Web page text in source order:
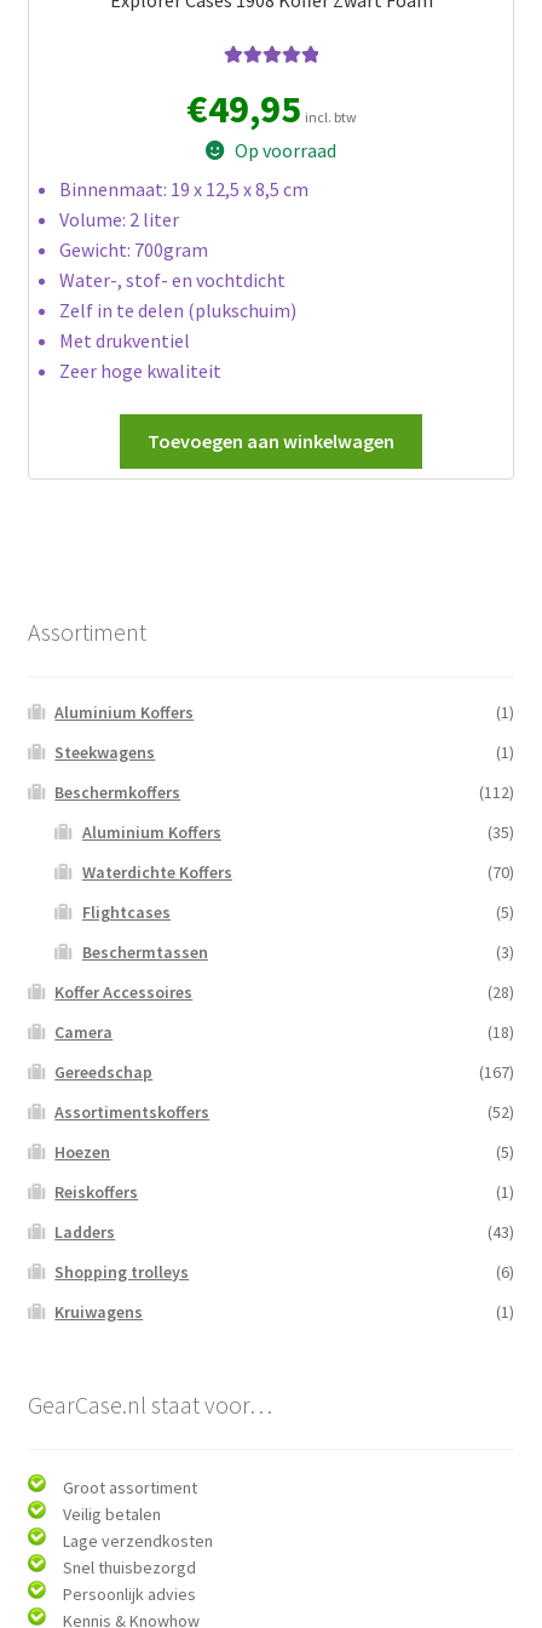
5.00uit 5
€49,95 incl. btw
Op voorraad
Binnenmaat: 19 x 12,5 x 8,5 cm
Volume: 2 liter
Gewicht: 700gram
Water-, stof- en vochtdicht
Zelf in te delen (plukschuim)
Met drukventiel
Zeer hoge kwaliteit
Toevoegen aan winkelwagen
Assortiment
Aluminium Koffers
(1)
Steekwagens
(1)
Beschermkoffers
(112)
Aluminium Koffers
(35)
Waterdichte Koffers
(70)
Flightcases
(5)
Beschermtassen
(3)
Koffer Accessoires
(28)
Camera
(18)
Gereedschap
(167)
Assortimentskoffers
(52)
Hoezen
(5)
Reiskoffers
(1)
Ladders
(43)
Shopping trolleys
(6)
Kruiwagens
(1)
GearCase.nl staat voor…
Groot assortiment
Veilig betalen
Lage verzendkosten
Snel thuisbezorgd
Persoonlijk advies
Kennis & Knowhow